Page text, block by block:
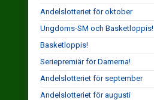
Andelslotteriet för oktober
Ungdoms-SM och Basketloppis!
Basketloppis!
Seriepremiär för Damerna!
Andelslotteriet för september
Andelslotteriet för augusti